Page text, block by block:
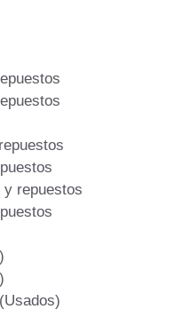
repuestos